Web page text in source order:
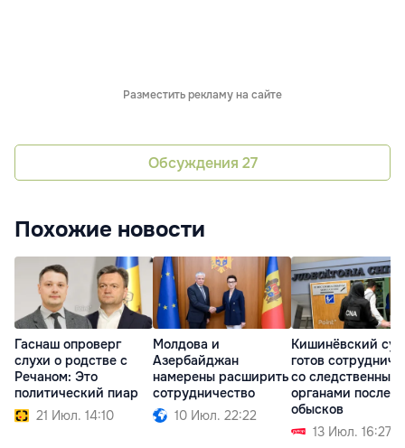
Разместить рекламу на сайте
Обсуждения 27
Похожие новости
Гаснаш опроверг
слухи о родстве с
Речаном: Это
политический пиар
21 Июл. 14:10
Молдова и
Азербайджан
намерены расширить
сотрудничество
10 Июл. 22:22
Кишинёвский суд
готов
со
органами после
обысков
13 Июл. 16:27